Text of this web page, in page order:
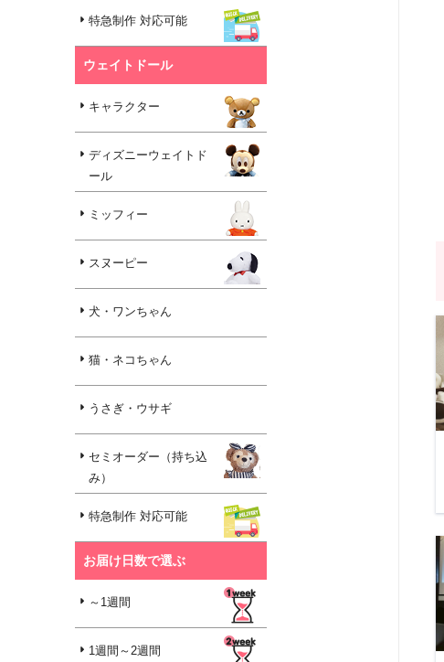
特急制作 対応可能
ウェイトドール
キャラクター
ディズニーウェイトド
ール
ミッフィー
スヌーピー
犬・ワンちゃん
猫・ネコちゃん
うさぎ・ウサギ
セミオーダー（持ち込
み）
特急制作 対応可能
お届け日数で選ぶ
～1週間
1週間～2週間